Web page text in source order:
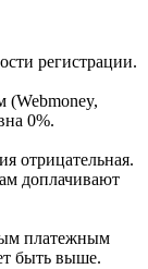
регистрации.
0%.
отрицательная.
доплачивают
платежным
быть выше.